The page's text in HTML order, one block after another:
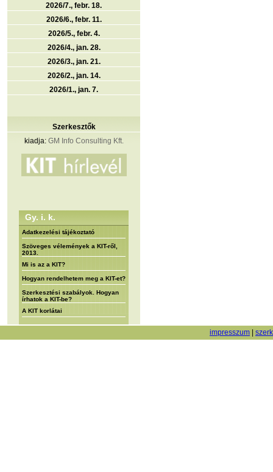
2026/7., febr. 18.
2026/6., febr. 11.
2026/5., febr. 4.
2026/4., jan. 28.
2026/3., jan. 21.
2026/2., jan. 14.
2026/1., jan. 7.
Szerkesztők
kiadja: GM Info Consulting Kft.
Gy. i. k.
Adatkezelési tájékoztató
Szöveges vélemények a KIT-ről,
2013.
Mi is az a KIT?
Hogyan rendelhetem meg a KIT-et?
Szerkesztési szabályok. Hogyan
írhatok a KIT-be?
A KIT korlátai
impresszum